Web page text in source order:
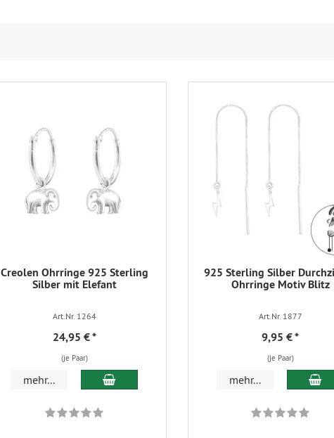
Creolen Ohrringe 925 Sterling
Silber mit Elefant
Art.Nr. 1264
24,95 €*
(je Paar)
mehr... In den Warenkorb
925 Sterling Silber
Ohrringe Motiv Blitz
Art.Nr. 1877
9,95 €*
(je Paar)
mehr... In